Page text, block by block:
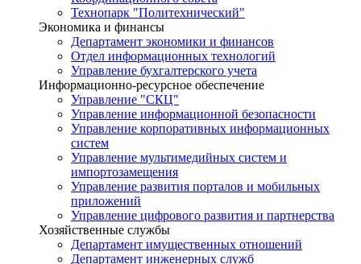
Технопарк "Политехнический"
Экономика и финансы
Департамент экономики и финансов
Отдел информационных технологий
Управление бухгалтерского учета
Информационно-ресурсное обеспечение
Управление "СКЦ"
Управление информационной безопасности
Управление корпоративных информационных
систем
Управление мультимедийных систем и
импортозамещения
Управление развития порталов и мобильных
приложений
Управление цифрового развития и партнерства
Хозяйственные службы
Департамент имущественных отношений
Департамент инженерных служб